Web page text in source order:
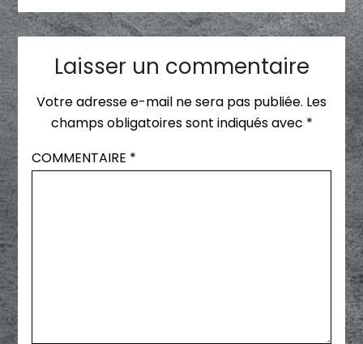
Laisser un commentaire
Votre adresse e-mail ne sera pas publiée. Les
champs obligatoires sont indiqués avec *
COMMENTAIRE *